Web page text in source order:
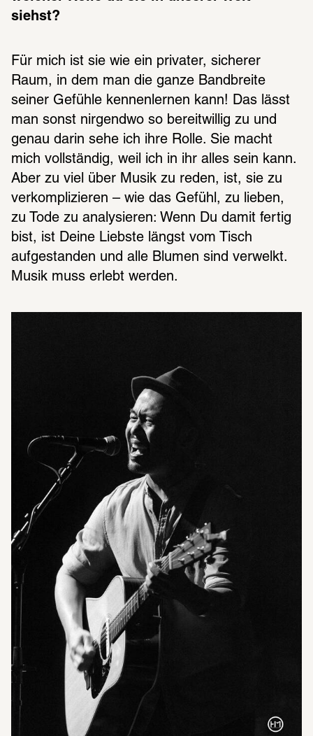
siehst?
Für mich ist sie wie ein privater, sicherer
Raum, in dem man die ganze Bandbreite
seiner Gefühle kennenlernen kann! Das lässt
man sonst nirgendwo so bereitwillig zu und
genau darin sehe ich ihre Rolle. Sie macht
mich vollständig, weil ich in ihr alles sein kann.
Aber zu viel über Musik zu reden, ist, sie zu
verkomplizieren – wie das Gefühl, zu lieben,
zu Tode zu analysieren: Wenn Du damit fertig
bist, ist Deine Liebste längst vom Tisch
aufgestanden und alle Blumen sind verwelkt.
Musik muss erlebt werden.